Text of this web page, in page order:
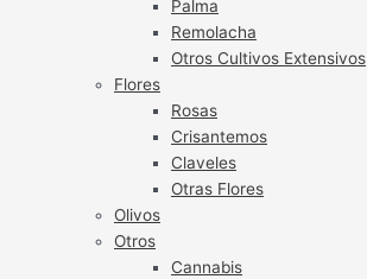
Palma
Remolacha
Otros Cultivos Extensivos
Flores
Rosas
Crisantemos
Claveles
Otras Flores
Olivos
Otros
Cannabis